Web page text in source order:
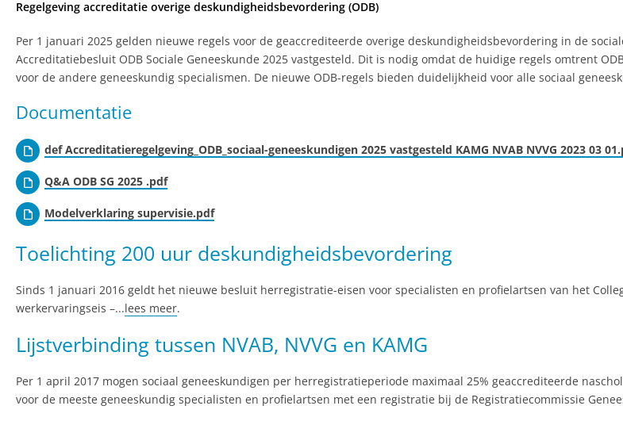
Regelgeving accreditatie overige deskundigheidsbevordering (ODB)
Per 1 januari 2025 gelden nieuwe regels voor de geaccrediteerde overige deskundigheidsbevordering in de
Accreditatiebesluit ODB Sociale Geneeskunde 2025 vastgesteld. Dit is nodig omdat de huidige regels omtrent
voor de andere geneeskundig specialismen. De nieuwe ODB-regels bieden duidelijkheid voor alle sociaal
Documentatie
def Accreditatieregelgeving_ODB_sociaal-geneeskundigen 2025 vastgesteld KAMG NVAB NVVG 2023 03
Q&A ODB SG 2025 .pdf
Modelverklaring supervisie.pdf
Toelichting 200 uur deskundigheidsbevordering
Sinds 1 januari 2016 geldt het nieuwe besluit herregistratie-eisen voor specialisten en profielartsen van het
werkervaringseis –...lees meer.
Lijstverbinding tussen NVAB, NVVG en KAMG
Per 1 april 2017 mogen sociaal geneeskundigen per herregistratieperiode maximaal 25% geaccrediteerde
voor de meeste geneeskundig specialisten en profielartsen met een registratie bij de Registratiecommissie